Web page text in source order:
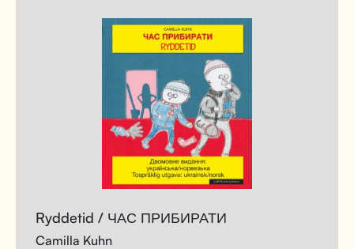
Ryddetid / ЧАС ПРИБИРАТИ
Camilla Kuhn